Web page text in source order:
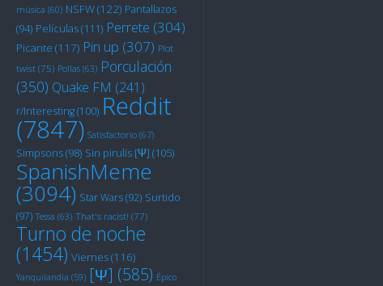
música (60) NSFW(122) Pantallazos
(94) Películas(111) Perrete (304)
Picante (117) Pin up (307) Plot
twist (75) Pollas (63) Porculación
(350) Quake FM (241)
r/Interesting(100) Reddit
(7847) Satisfactorio (67)
Simpsons(98) Sin pirulís [Ψ] (105)
SpanishMeme
(3094) Star Wars(92) Surtido
(97) Tessa (63) That's racist! (77)
Turno de noche
(1454) Viernes(116)
Yanquilandia (59) [Ψ] (585) Épico